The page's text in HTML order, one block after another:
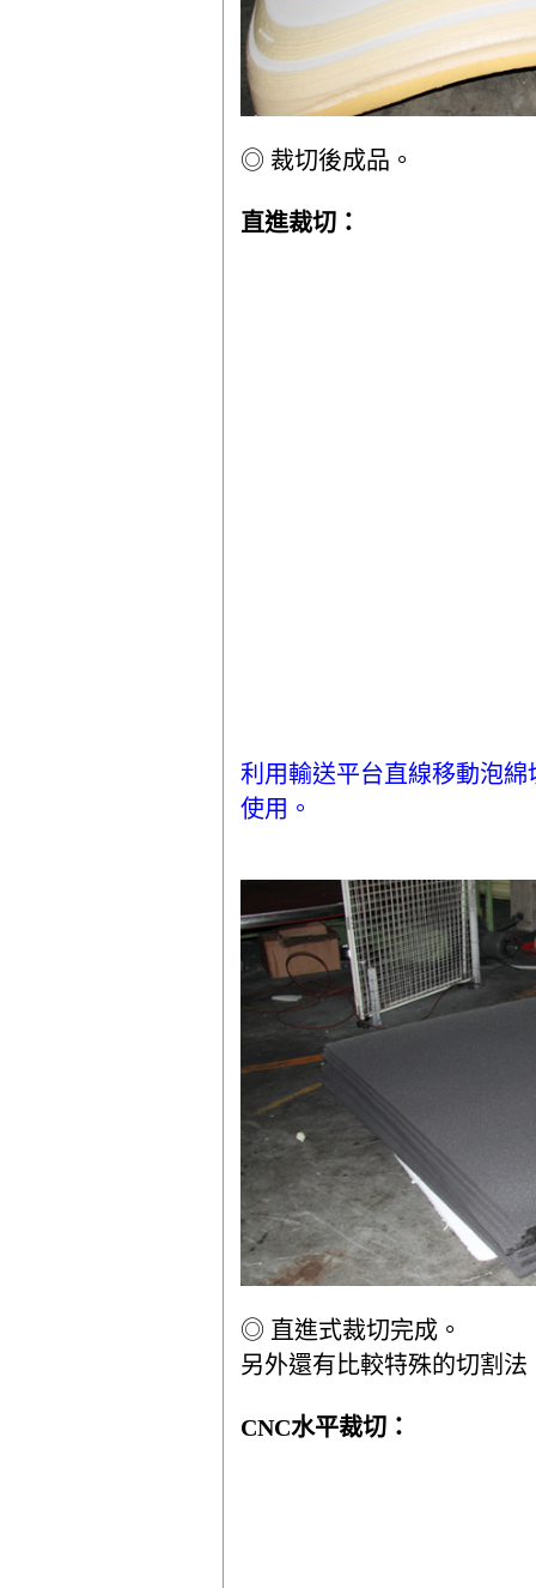
◎ 裁切後成品。
直進裁切：
利用輸送平台直線移動泡
使用。
◎ 直進式裁切完成。
另外還有比較特殊的切割法
CNC水平裁切：